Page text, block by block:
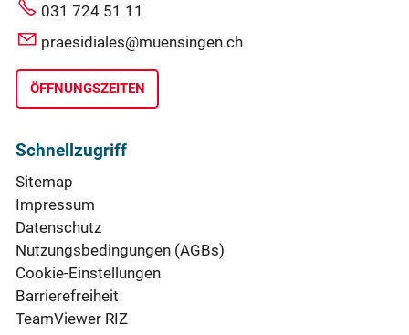
031 724 51 11
praesidiales@muensingen.ch
ÖFFNUNGSZEITEN
Schnellzugriff
Sitemap
Impressum
Datenschutz
Nutzungsbedingungen (AGBs)
Cookie-Einstellungen
Barrierefreiheit
TeamViewer RIZ